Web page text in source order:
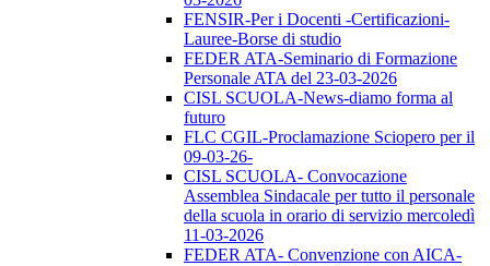
FENSIR-Per i Docenti -Certificazioni-
Lauree-Borse di studio
FEDER ATA-Seminario di Formazione
Personale ATA del 23-03-2026
CISL SCUOLA-News-diamo forma al
futuro
FLC CGIL-Proclamazione Sciopero per il
09-03-26-
CISL SCUOLA- Convocazione
Assemblea Sindacale per tutto il personale
della scuola in orario di servizio mercoledì
11-03-2026
FEDER ATA- Convenzione con AICA-